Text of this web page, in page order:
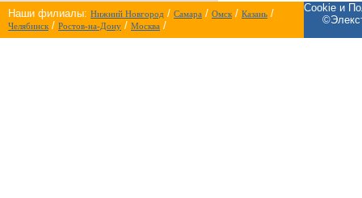
Наши филиалы: Нижний Новгород / Самара / Омск/ Казань /
Челябинск/ Ростов-на-Дону / Москва /
Cookie и